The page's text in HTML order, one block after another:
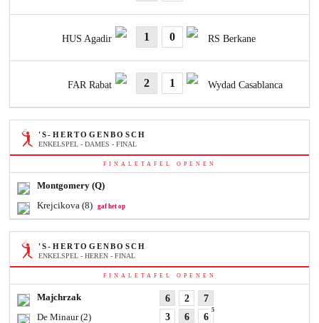
HUS Agadir RS Berkane
1 0
FAR Rabat Wydad Casablanca
2 1
'S-HERTOGENBOSCH
ENKELSPEL - DAMES - FINAL
FINALETAFEL OPENEN
Montgomery (Q)
Krejcikova (8) gaf het op
'S-HERTOGENBOSCH
ENKELSPEL - HEREN - FINAL
FINALETAFEL OPENEN
Majchrzak
De Minaur(2)
6
3
2
6
7
6
5